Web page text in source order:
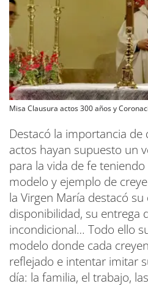
Misa Clausura actos 300 años y
Destacó la importancia de
actos hayan supuesto un
para la vida de fe
modelo y ejemplo de
la Virgen María destacó
disponibilidad, su entrega
incondicional… Todo ello
modelo donde cada
reflejado e intentar imitar
día: la familia, el trabajo,